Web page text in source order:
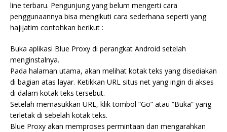
line terbaru. Pengunjung yang belum mengerti cara
penggunaannya bisa mengikuti cara sederhana seperti yang
hajijatim contohkan berikut :
Buka aplikasi Blue Proxy di perangkat Android setelah
menginstalnya.
Pada halaman utama, akan melihat kotak teks yang disediakan
di bagian atas layar. Ketikkan URL situs net yang ingin di akses
di dalam kotak teks tersebut.
Setelah memasukkan URL, klik tombol “Go” atau “Buka” yang
terletak di sebelah kotak teks.
Blue Proxy akan memproses permintaan dan mengarahkan